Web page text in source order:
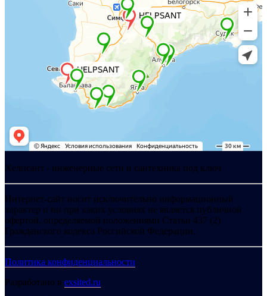
Хелпсант - инженерные сети и сантехника под ключ
Интернет-сайт носит исключительно информационный
характер и ни при каких условиях не является публичной
офертой, определяемой положениями Статьи 437 (2)
Гражданского кодекса Российской Федерации.
Политика конфиденциальности
Разработано в exsited.ru